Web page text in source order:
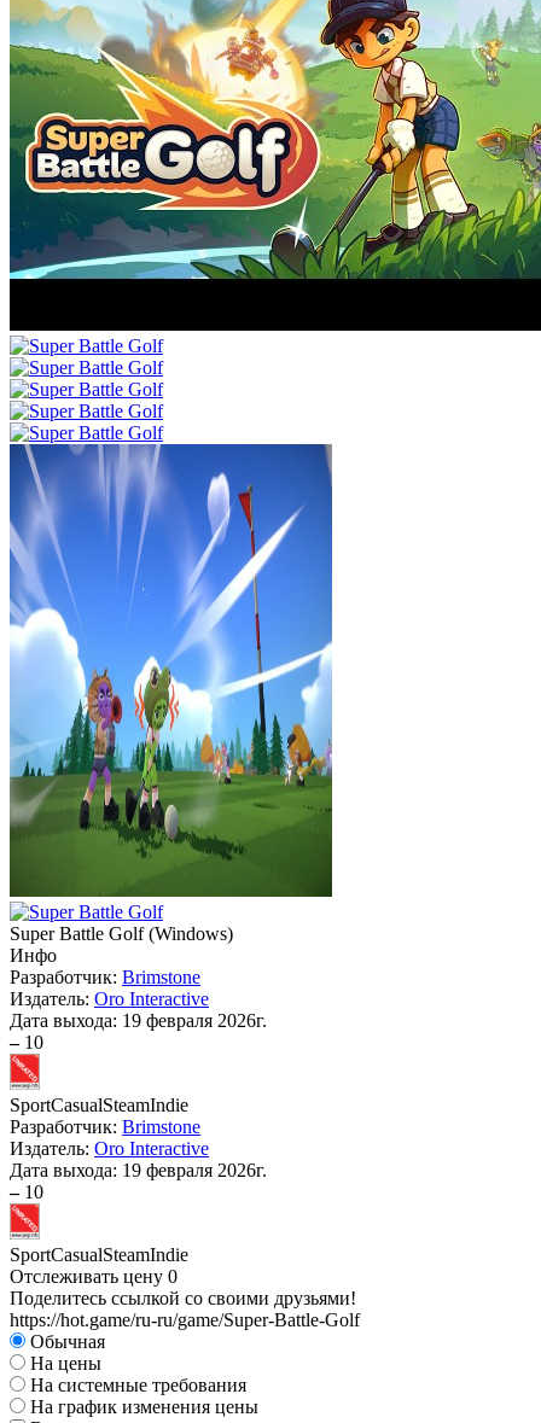
Super Battle Golf (Windows)
Инфо
Разработчик: Brimstone
Издатель: Oro Interactive
Дата выхода: 19 февраля 2026г.
– 10
SportCasualSteamIndie
Разработчик: Brimstone
Издатель: Oro Interactive
Дата выхода: 19 февраля 2026г.
– 10
SportCasualSteamIndie
Отслеживать цену 0
Поделитесь ссылкой со своими друзьями!
https://hot.game/ru-ru/game/Super-Battle-Golf
Обычная
На цены
На системные требования
На график изменения цены